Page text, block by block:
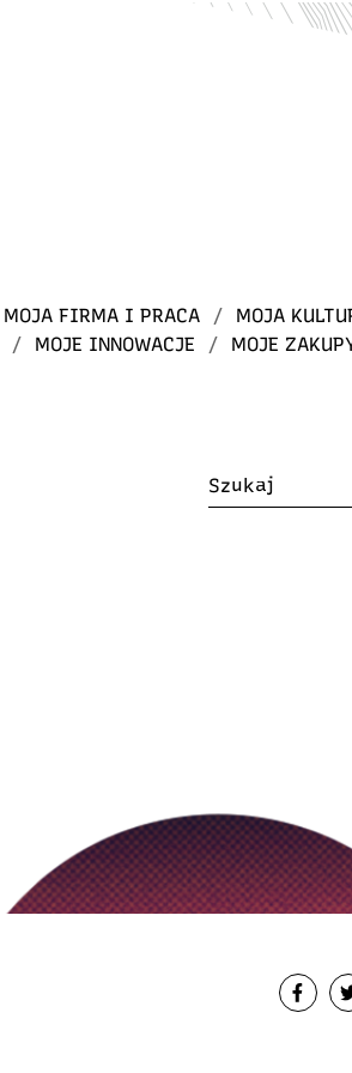
MOJA FIRMA I PRACA / MOJA
/ MOJE INNOWACJE / MOJE